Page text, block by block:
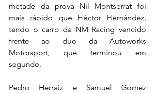
metade da prova Nil Montserrat foi
mais rápido que Héctor Hernández,
tendo o carro da NM Racing vencido
frente ao duo da Autoworks
Motorsport, que terminou em
segundo.
Pedro Herraiz e Samuel Gomez